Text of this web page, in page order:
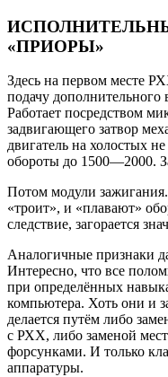
«ПРИОРЫ»
Здесь на первом месте
подачу дополнительного
Работает посредством
задвигающего затвор
двигатель на холостых
обороты до 1500—2000.
Потом модули
«троит», и «плавают»
следствие, загорается
Аналогичные признаки
Интересно, что все
при определённых
компьютера. Хоть они и
делается путём либо
с РХХ, либо заменой
форсунками. И только
аппаратуры.